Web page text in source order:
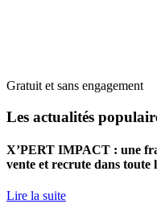
Gratuit et sans engagement
Les actualités
X’PERT IMPACT : une
vente et recrute dans toute
Lire la suite